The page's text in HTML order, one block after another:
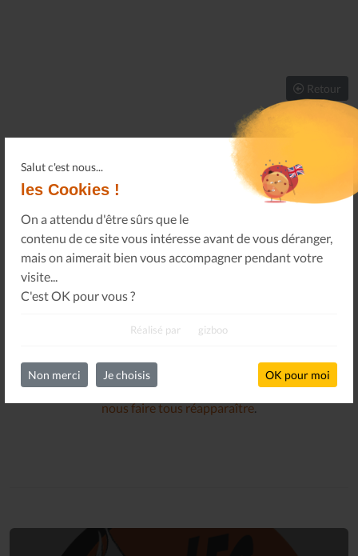
Salut c'est nous...
les Cookies !
On a attendu d'être sûrs que le
contenu de ce site vous intéresse avant de vous déranger,
mais on aimerait bien vous accompagner pendant votre
visite...
C'est OK pour vous ?
Réalisé par gizboo
Non merci Je choisis OK pour moi
Retour
À vos connaissances, sur vos réseaux sociaux.
Oops !
Un problème sur le partage !
Un petit geste pour
nous faire tous réapparaître.